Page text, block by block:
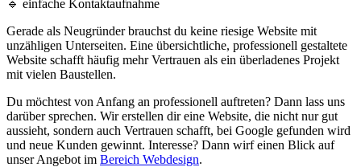
🔹 einfache Kontaktaufnahme
Gerade als Neugründer brauchst du keine riesige Website mit
unzähligen Unterseiten. Eine übersichtliche, professionell gestaltete
Website schafft häufig mehr Vertrauen als ein überladenes Projekt
mit vielen Baustellen.
Du möchtest von Anfang an professionell auftreten? Dann lass uns
darüber sprechen. Wir erstellen dir eine Website, die nicht nur gut
aussieht, sondern auch Vertrauen schafft, bei Google gefunden wird
und neue Kunden gewinnt. Interesse? Dann wirf einen Blick auf
unser Angebot im Bereich Webdesign.